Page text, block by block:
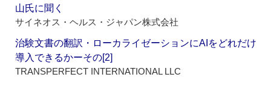
山氏に聞く
サイネオス・ヘルス・ジャパン株式会社
治験文書の翻訳・ローカライゼーションにAIをどれだけ
導入できるかーその[2]
TRANSPERFECT INTERNATIONAL LLC